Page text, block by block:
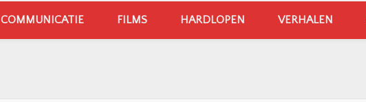
COMMUNICATIE FILMS HARDLOPEN VERHALEN